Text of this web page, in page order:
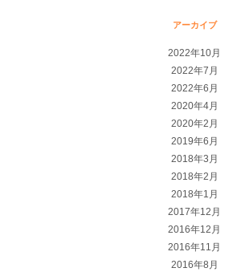
アーカイブ
2022年10月
2022年7月
2022年6月
2020年4月
2020年2月
2019年6月
2018年3月
2018年2月
2018年1月
2017年12月
2016年12月
2016年11月
2016年8月